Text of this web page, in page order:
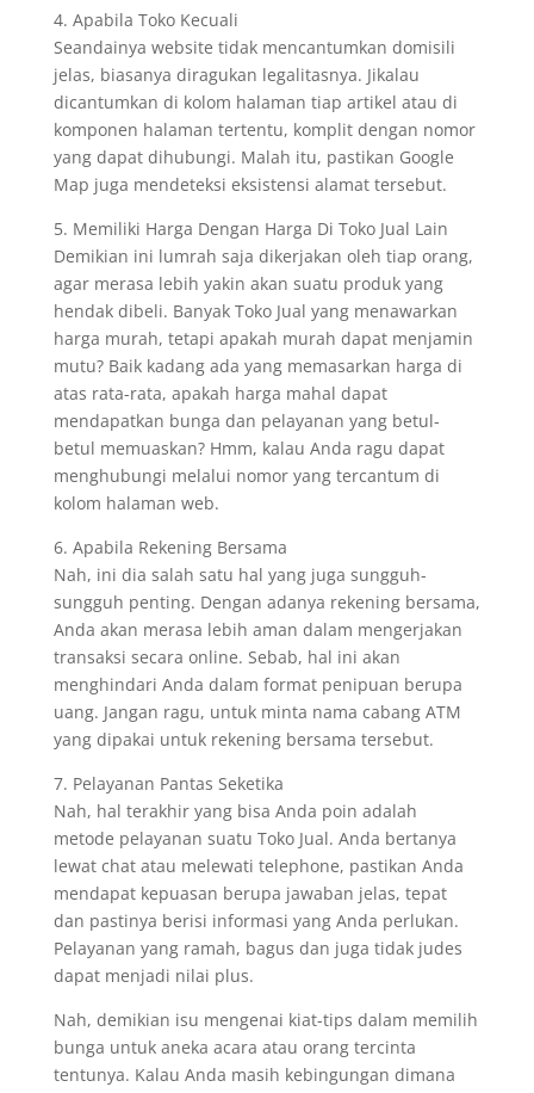
4. Apabila Toko Kecuali
Seandainya website tidak mencantumkan domisili
jelas, biasanya diragukan legalitasnya. Jikalau
dicantumkan di kolom halaman tiap artikel atau di
komponen halaman tertentu, komplit dengan nomor
yang dapat dihubungi. Malah itu, pastikan Google
Map juga mendeteksi eksistensi alamat tersebut.
5. Memiliki Harga Dengan Harga Di Toko Jual Lain
Demikian ini lumrah saja dikerjakan oleh tiap orang,
agar merasa lebih yakin akan suatu produk yang
hendak dibeli. Banyak Toko Jual yang menawarkan
harga murah, tetapi apakah murah dapat menjamin
mutu? Baik kadang ada yang memasarkan harga di
atas rata-rata, apakah harga mahal dapat
mendapatkan bunga dan pelayanan yang betul-
betul memuaskan? Hmm, kalau Anda ragu dapat
menghubungi melalui nomor yang tercantum di
kolom halaman web.
6. Apabila Rekening Bersama
Nah, ini dia salah satu hal yang juga sungguh-
sungguh penting. Dengan adanya rekening bersama,
Anda akan merasa lebih aman dalam mengerjakan
transaksi secara online. Sebab, hal ini akan
menghindari Anda dalam format penipuan berupa
uang. Jangan ragu, untuk minta nama cabang ATM
yang dipakai untuk rekening bersama tersebut.
7. Pelayanan Pantas Seketika
Nah, hal terakhir yang bisa Anda poin adalah
metode pelayanan suatu Toko Jual. Anda bertanya
lewat chat atau melewati telephone, pastikan Anda
mendapat kepuasan berupa jawaban jelas, tepat
dan pastinya berisi informasi yang Anda perlukan.
Pelayanan yang ramah, bagus dan juga tidak judes
dapat menjadi nilai plus.
Nah, demikian isu mengenai kiat-tips dalam memilih
bunga untuk aneka acara atau orang tercinta
tentunya. Kalau Anda masih kebingungan dimana